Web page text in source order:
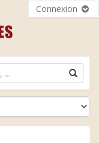
Connexion